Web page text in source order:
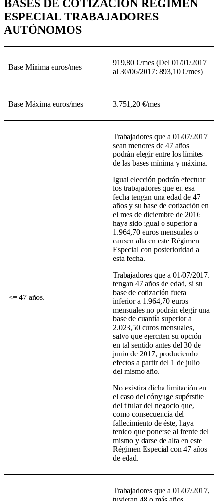
BASES DE COTIZACION REGIMEN
ESPECIAL TRABAJADORES
AUTÓNOMOS
Base Mínima euros/mes
919,80 €/mes (Del 01/01/2017
al 30/06/2017: 893,10 €/mes)
Base Máxima euros/mes 3.751,20 €/mes
<= 47 años.
Trabajadores que a 01/07/2017
sean menores de 47 años
podrán elegir entre los límites
de las bases mínima y máxima.
Igual elección podrán efectuar
los trabajadores que en esa
fecha tengan una edad de 47
años y su base de cotización en
el mes de diciembre de 2016
haya sido igual o superior a
1.964,70 euros mensuales o
causen alta en este Régimen
Especial con posterioridad a
esta fecha.
Trabajadores que a 01/07/2017,
tengan 47 años de edad, si su
base de cotización fuera
inferior a 1.964,70 euros
mensuales no podrán elegir una
base de cuantía superior a
2.023,50 euros mensuales,
salvo que ejerciten su opción
en tal sentido antes del 30 de
junio de 2017, produciendo
efectos a partir del 1 de julio
del mismo año.
No existirá dicha limitación en
el caso del cónyuge supérstite
del titular del negocio que,
como consecuencia del
fallecimiento de éste, haya
tenido que ponerse al frente del
mismo y darse de alta en este
Régimen Especial con 47 años
de edad.
Trabajadores que a 01/07/2017,
tuvieran 48 o más años